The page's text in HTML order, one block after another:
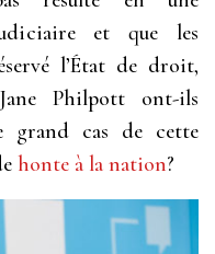
et que les
l’État de droit,
Philpott ont-ils
grand cas de cette
honte à la nation?